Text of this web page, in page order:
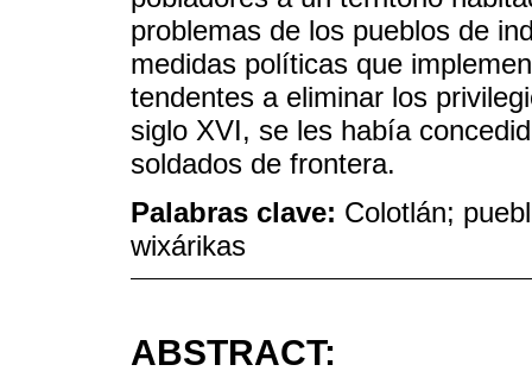
problemas de los pueblos de
medidas políticas que
tendentes a eliminar los
siglo XVI, se les había
soldados de frontera.
Palabras clave: Colotlán;
wixárikas
ABSTRACT: